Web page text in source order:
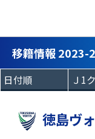
移籍情報 2023-
徳島ヴ